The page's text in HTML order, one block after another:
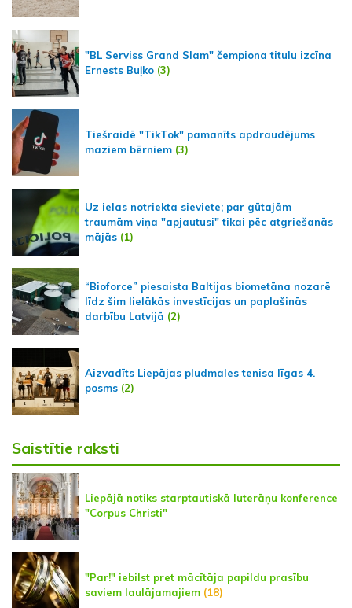
"BL Serviss Grand Slam" čempiona titulu izcīna
Ernests Buļko (3)
Tiešraidē "TikTok" pamanīts apdraudējums
maziem bērniem (3)
Uz ielas notriekta sieviete; par gūtajām
traumām viņa "apjautusi" tikai pēc atgriešanās
mājās (1)
“Bioforce” piesaista Baltijas biometāna nozarē
līdz šim lielākās investīcijas un paplašinās
darbību Latvijā (2)
Aizvadīts Liepājas pludmales tenisa līgas 4.
posms (2)
Saistītie raksti
Liepājā notiks starptautiskā luterāņu konference
"Corpus Christi"
"Par!" iebilst pret mācītāja papildu prasību
saviem laulājamajiem (18)